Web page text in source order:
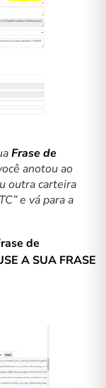
Frase de
anotou ao
outra carteira
e vá para a
de
A SUA FRASE